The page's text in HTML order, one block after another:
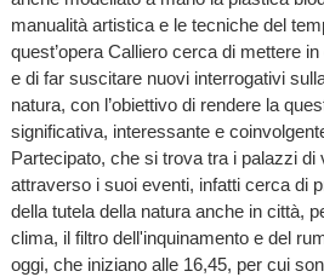
manualità artistica e le tecniche del
quest’opera Calliero cerca di mettere
e di far suscitare nuovi interrogativi
natura, con l’obiettivo di rendere la
significativa, interessante e
Partecipato, che si trova tra i palazzi di
attraverso i suoi eventi, infatti cerca di
della tutela della natura anche in città,
clima, il filtro dell'inquinamento e del
oggi, che iniziano alle 16,45, per cui